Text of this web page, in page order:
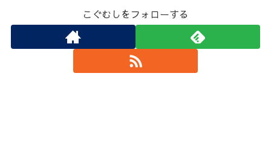
こぐむしをフォローする